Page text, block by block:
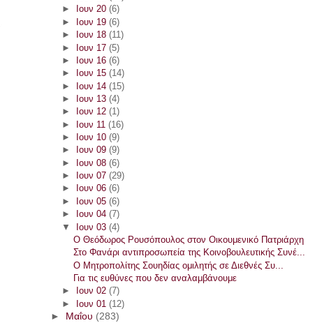
►
Ιουν 20 (6)
►
Ιουν 19 (6)
►
Ιουν 18 (11)
► Ιουν 17 (5)
►
Ιουν 16 (6)
►
Ιουν 15 (14)
► Ιουν 14 (15)
►
Ιουν 13 (4)
►
Ιουν 12 (1)
► Ιουν 11 (16)
►
Ιουν 10 (9)
►
Ιουν 09 (9)
►
Ιουν 08 (6)
►
Ιουν 07 (29)
►
Ιουν 06 (6)
►
Ιουν 05 (6)
►
Ιουν 04 (7)
▼ Ιουν 03 (4)
Ο Θεόδωρος Ρουσόπουλος στον Οικουμενικό Πατριάρχη
Στο Φανάρι αντιπροσωπεία της Κοινοβουλευτικής Συνέ...
Ο Μητροπολίτης Σουηδίας ομιλητής σε Διεθνές Συ...
Για τις ευθύνες που δεν αναλαμβάνουμε
►
Ιουν 02 (7)
► Ιουν 01 (12)
►
Μαΐου (283)